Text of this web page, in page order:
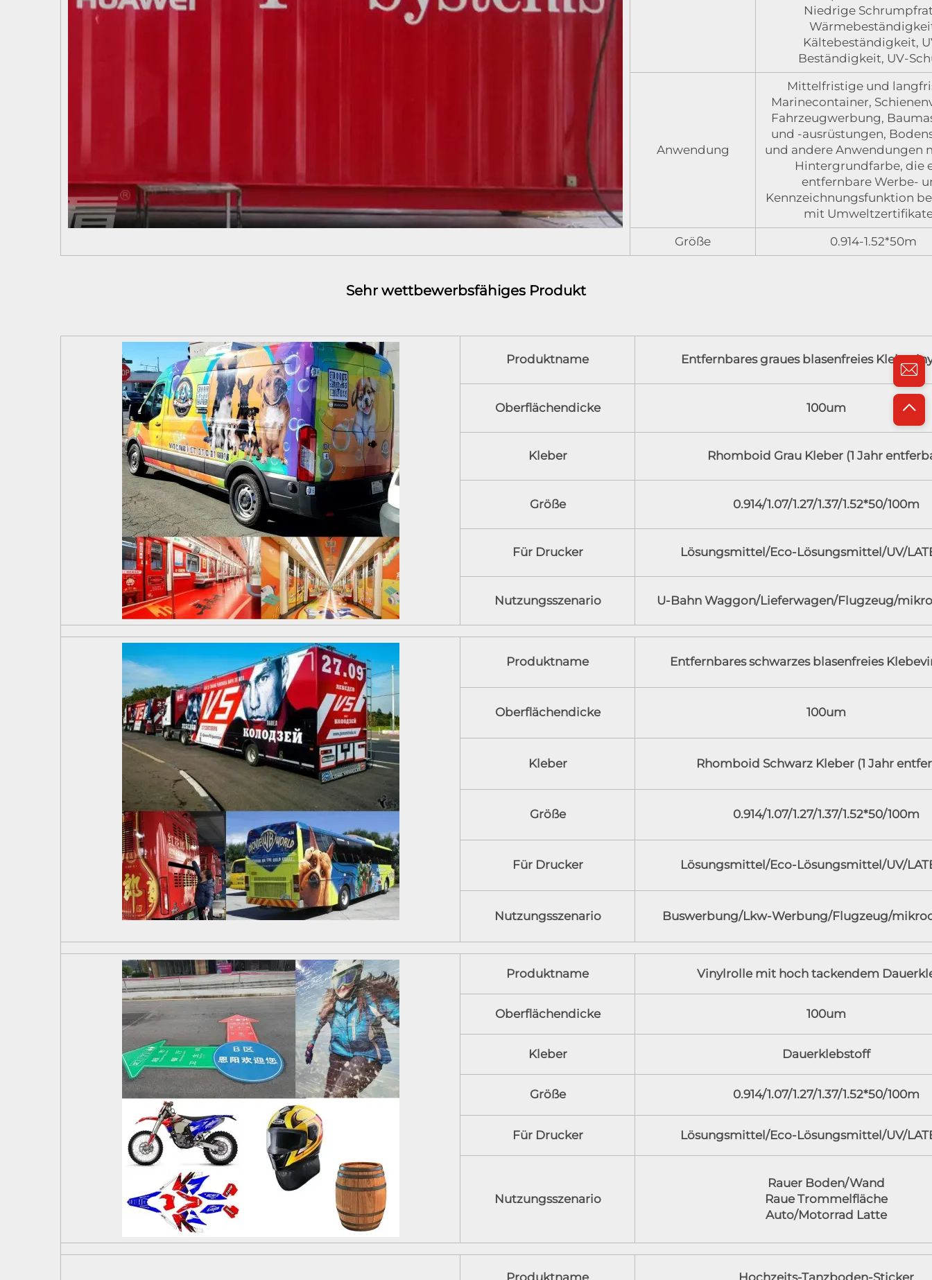
Niedrige
Kältebeständigkeit,
Beständigkeit, UV-
Anwendung
Mittelfristige und
Marinecontainer,
Fahrzeugwerbung,
und -ausrüstungen,
und andere Anwendungen
Hintergrundfarbe, die
entfernbare Werbe-
Kennzeichnungsfunktion
mit
Größe
0.914-1.52*50m
Sehr wettbewerbsfähiges Produkt
Produktname Entfernbares graues blasenfreies
Oberflächendicke 100um
Kleber Rhomboid Grau Kleber (1 Jahr
Größe 0.914/1.07/1.27/1.37/1.52*50/100m
Für Drucker Lösungsmittel/Eco-Lösungsmittel/UV/
Nutzungsszenario U-Bahn Waggon/Lieferwagen/Flugzeug/
Produktname Entfernbares schwarzes blasenfreies
Oberflächendicke 100um
Kleber Rhomboid Schwarz Kleber (1 Jahr
Größe 0.914/1.07/1.27/1.37/1.52*50/100m
Für Drucker Lösungsmittel/Eco-Lösungsmittel/UV/
Nutzungsszenario Buswerbung/Lkw-Werbung/Flugzeug/
Produktname Vinylrolle mit hoch tackendem
Oberflächendicke 100um
Kleber Dauerklebstoff
Größe 0.914/1.07/1.27/1.37/1.52*50/100m
Für Drucker Lösungsmittel/Eco-Lösungsmittel/UV/
Nutzungsszenario
Rauer Boden/Wand
Raue Trommelfläche
Auto/Motorrad Latte
Produktname Hochzeits-Tanzboden-Sticker